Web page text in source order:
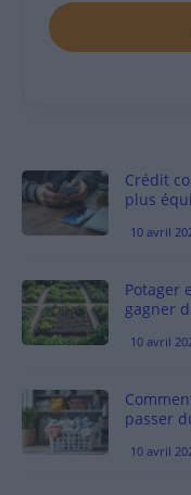
Crédit
plus
10 avril
Potager
gagner
10 avril
passer
10 avril